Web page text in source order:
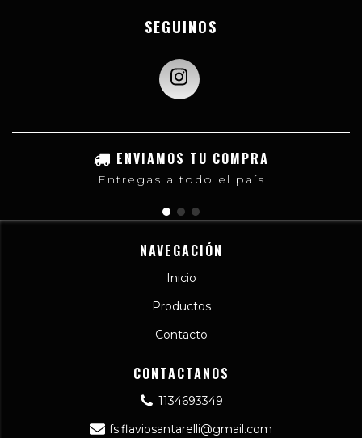
SEGUINOS
ENVIAMOS TU COMPRA
Entregas a todo el país
NAVEGACIÓN
Inicio
Productos
Contacto
CONTACTANOS
1134693349
fs.flaviosantarelli@gmail.com